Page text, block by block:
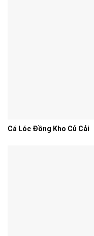
Cá Lóc Đồng Kho Củ Cải